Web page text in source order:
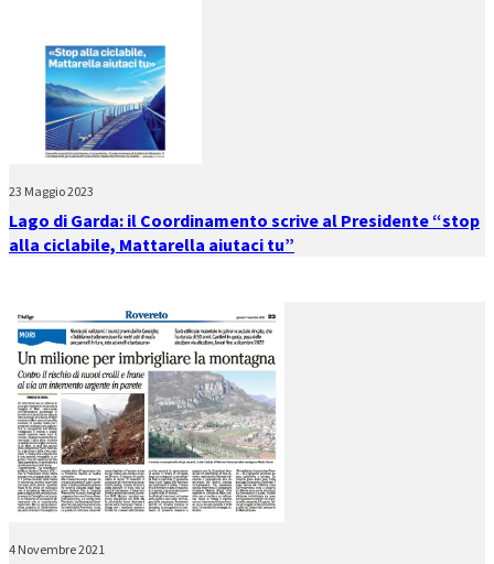
23 Maggio 2023
Lago di Garda: il Coordinamento scrive al Presidente “stop
alla ciclabile, Mattarella aiutaci tu”
4 Novembre 2021